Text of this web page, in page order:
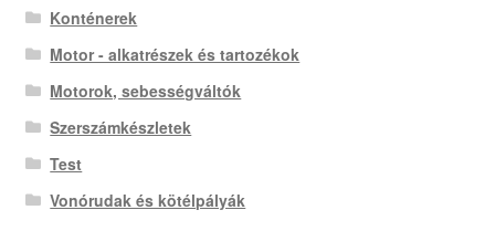
Konténerek
Motor - alkatrészek és tartozékok
Motorok, sebességváltók
Szerszámkészletek
Test
Vonórudak és kötélpályák